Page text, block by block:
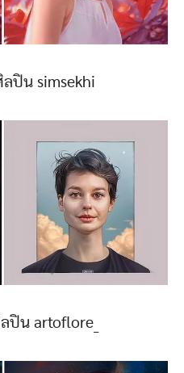
ลปิน simsekhi
ปิน artoflore_